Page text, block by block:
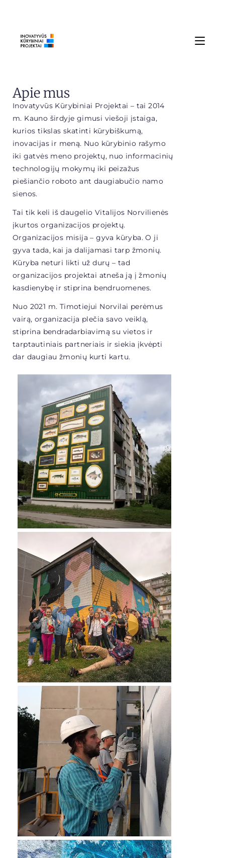
Apie mus
Inovatyvūs Kūrybiniai Projektai – tai 2014
m. Kauno širdyje gimusi viešoji įstaiga,
kurios tikslas skatinti kūrybiškumą,
inovacijas ir meną. Nuo kūrybinio rašymo
iki gatvės meno projektų, nuo informacinių
technologijų mokymų iki peizažus
piešiančio roboto ant daugiabučio namo
sienos.
Tai tik keli iš daugelio Vitalijos Norvilienės
įkurtos organizacijos projektų.
Organizacijos misija – gyva kūryba. O ji
gyva tada, kai ja dalijamasi tarp žmonių.
Kūryba neturi likti už durų – tad
organizacijos projektai atneša ją į žmonių
kasdienybę ir stiprina bendruomenes.
Nuo 2021 m. Timotiejui Norvilai perėmus
vairą, organizacija plečia savo veiklą,
stiprina bendradarbiavimą su vietos ir
tarptautiniais partneriais ir siekia įkvėpti
dar daugiau žmonių kurti kartu.